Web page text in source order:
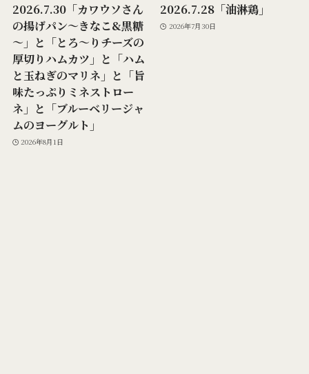
2026.7.30「カワウソさん
の揚げパン～きなこ&黒糖
～」と「とろ～りチーズの
厚切りハムカツ」と「ハム
と玉ねぎのマリネ」と「旨
味たっぷりミネストロー
ネ」と「ブルーベリージャ
ムのヨーグルト」
2026年8月1日
2026.7.28「油淋鶏」
2026年7月30日